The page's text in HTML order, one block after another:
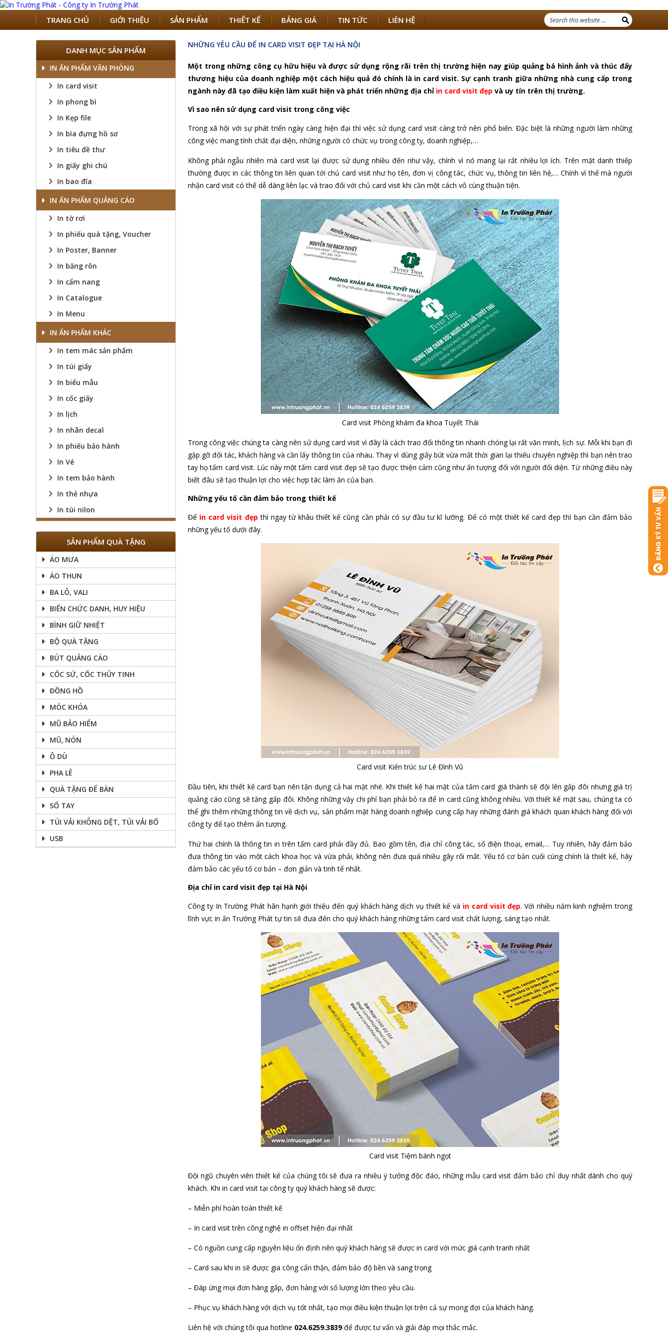
TRANG CHỦ GIỚI THIỆU SẢN PHẨM THIẾT KẾ BẢNG GIÁ TIN TỨC LIÊN HỆ
NHỮNG YÊU CẦU ĐỂ IN CARD VISIT ĐẸP TẠI HÀ NỘI
Một trong những công cụ hữu hiệu và được sử dụng rộng rãi trên thị trường hiện nay giúp quảng bá hình ảnh và thúc đẩy
thương hiệu của doanh nghiệp một cách hiệu quả đó chính là in card visit. Sự cạnh tranh giữa những nhà cung cấp trong
ngành này đã tạo điều kiện làm xuất hiện và phát triển những địa chỉ in card visit đẹp và uy tín trên thị trường.
Vì sao nên sử dụng card visit trong công việc
Trong xã hội với sự phát triển ngày càng hiện đại thì việc sử dụng card visit càng trở nên phổ biến. Đặc biệt là những người làm những
công việc mang tính chất đại diện, những người có chức vụ trong công ty, doanh nghiệp,…
Không phải ngẫu nhiên mà card visit lại được sử dụng nhiều đến như vậy, chính vì nó mang lại rất nhiều lợi ích. Trên mặt danh thiếp
thường được in các thông tin liên quan tới chủ card visit như họ tên, đơn vị công tác, chức vụ, thông tin liên hệ,… Chính vì thế mà người
nhận card visit có thể dễ dàng liên lạc và trao đổi với chủ card visit khi cần một cách vô cùng thuận tiện.
Card visit Phòng khám đa khoa Tuyết Thái
Trong công việc chúng ta càng nên sử dụng card visit vì đây là cách trao đổi thông tin nhanh chóng lại rất văn minh, lịch sự. Mỗi khi bạn đi
gặp gỡ đối tác, khách hàng và cần lấy thông tin của nhau. Thay vì dùng giấy bút vừa mất thời gian lại thiếu chuyên nghiệp thì bạn nên trao
tay họ tấm card visit. Lúc này một tấm card visit đẹp sẽ tạo được thiện cảm cũng như ấn tượng đối với người đối diện. Từ những điều này
biết đâu sẽ tạo thuận lợi cho việc hợp tác làm ăn của bạn.
Những yếu tố cần đảm bảo trong thiết kế
Để in card visit đẹp thì ngay từ khâu thiết kế cũng cần phải có sự đầu tư kĩ lưỡng. Để có một thiết kế card đẹp thì bạn cần đảm bảo
những yếu tố dưới đây.
Card visit Kiến trúc sư Lê Đình Vũ
Đầu tiên, khi thiết kế card bạn nên tận dụng cả hai mặt nhé. Khi thiết kế hai mặt của tấm card giá thành sẽ đội lên gấp đôi nhưng giá trị
quảng cáo cũng sẽ tăng gấp đôi. Không những vậy chi phí bạn phải bỏ ra để in card cũng không nhiều. Với thiết kế mặt sau, chúng ta có
thể ghi thêm những thông tin về dịch vụ, sản phẩm mặt hàng doanh nghiệp cung cấp hay những đánh giá khách quan khách hàng đối với
công ty để tạo thêm ấn tượng.
Thứ hai chính là thông tin in trên tấm card phải đầy đủ. Bao gồm tên, địa chỉ công tác, số điện thoại, email,… Tuy nhiên, hãy đảm bảo
đưa thông tin vào một cách khoa học và vừa phải, không nên đưa quá nhiều gây rối mắt. Yếu tố cơ bản cuối cùng chính là thiết kế, hãy
đảm bảo các yếu tố cơ bản – đơn giản và tinh tế nhất.
Địa chỉ in card visit đẹp tại Hà Nội
Công ty In Trường Phát hân hạnh giới thiệu đến quý khách hàng dịch vụ thiết kế và in card visit đẹp. Với nhiều năm kinh nghiệm trong
lĩnh vực in ấn Trường Phát tự tin sẽ đưa đến cho quý khách hàng những tấm card visit chất lượng, sáng tạo nhất.
Card visit Tiệm bánh ngọt
Đội ngũ chuyên viên thiết kế của chúng tôi sẽ đưa ra nhiều ý tưởng độc đáo, những mẫu card visit đảm bảo chỉ duy nhất dành cho quý
khách. Khi in card visit tại công ty quý khách hàng sẽ được:
– Miễn phí hoàn toàn thiết kế
– In card visit trên công nghệ in offset hiện đại nhất
– Có nguồn cung cấp nguyên liệu ổn định nên quý khách hàng sẽ được in card với mức giá cạnh tranh nhất
– Card sau khi in sẽ được gia công cẩn thận, đảm bảo độ bền và sang trọng
– Đáp ứng mọi đơn hàng gấp, đơn hàng với số lượng lớn theo yêu cầu.
– Phục vụ khách hàng với dịch vụ tốt nhất, tạo mọi điều kiện thuận lợi trên cả sự mong đợi của khách hàng.
Liên hệ với chúng tôi qua hotline 024.6259.3839để được tư vấn và giải đáp mọi thắc mắc.
DANH MỤC SẢN PHẨM
IN ẤN PHẨM VĂN PHÒNG
In card visit
In phong bì
In Kẹp file
In bìa đựng hồ sơ
In tiêu đề thư
In giấy ghi chú
In bao đĩa
IN ẤN PHẨM QUẢNG CÁO
In tờ rơi
In phiếu quà tặng, Voucher
In Poster, Banner
In băng rôn
In cẩm nang
In Catalogue
In Menu
IN ẤN PHẨM KHÁC
In tem mác sản phẩm
In túi giấy
In biểu mẫu
In cốc giấy
In lịch
In nhãn decal
In phiếu bảo hành
In Vé
In tem bảo hành
In thẻ nhựa
In túi nilon
SẢN PHẨM QUÀ TẶNG
ÁO MƯA
ÁO THUN
BA LÔ, VALI
BIỂN CHỨC DANH, HUY HIỆU
BÌNH GIỮ NHIỆT
BỘ QUÀ TẶNG
BÚT QUẢNG CÁO
CỐC SỨ, CỐC THỦY TINH
ĐỒNG HỒ
MÓC KHÓA
MŨ BẢO HIỂM
MŨ, NÓN
Ô DÙ
PHA LÊ
QUÀ TẶNG ĐỂ BÀN
SỔ TAY
TÚI VẢI KHÔNG DỆT, TÚI VẢI BỐ
USB